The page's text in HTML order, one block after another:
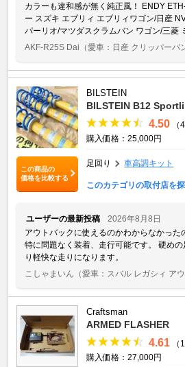
カラーも違和感が無く純正風！ ENDY
ー スズキ エブリィ エブリィワゴン/日産
パーリオ/マツダスクラムバン ワゴン/三菱
AKF-R25S Dai （愛車：日産 クリッパーバ
この商品の
価格を比較する
BILSTEIN
BILSTEIN B12
4.50
（
購入価格：25,000円
足回り 車高調キット
このカテゴリの取付店を
ユーザーの最新投稿
2026年8月8日
アウトバックに使えるのかわからなかった
特に問題なく装着、走行可能です。 硬め
り軽快な走りになります。
こしゃまいん （愛車：スバル レガシィ ア
Craftsman
ARMED FLASHER
4.61
（
購入価格：27,000円